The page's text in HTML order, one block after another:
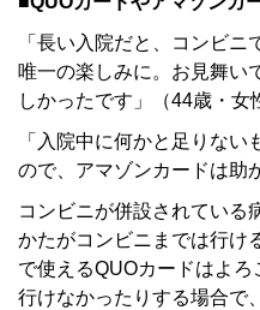
「長い入院だと、コンビ
唯一の楽しみに。お見舞い
しかったです」（44歳・女
「入院中に何かと足りな
ので、アマゾンカードは助
コンビニが併設されている
かたがコンビニまでは行け
で使えるQUOカードはよ
行けなかったりする場合で